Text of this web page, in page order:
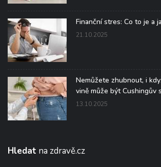
Finanční stres: Co to je a
21.10.2025
Nemůžete zhubnout, i
vině může být Cushingův
13.10.2025
Hledat na zdravě.cz